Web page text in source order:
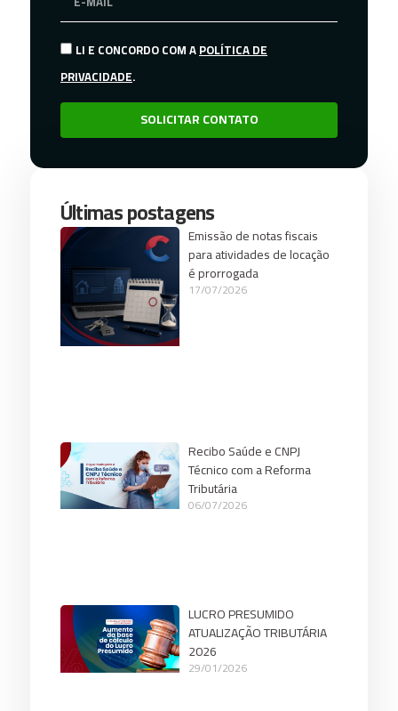
LI E CONCORDO COM APOLÍTICA DE
PRIVACIDADE.
SOLICITAR CONTATO
Últimas postagens
Emissão de notas fiscais
para atividades de locação
é prorrogada
17/07/2026
Recibo Saúde e CNPJ
Técnico com a Reforma
Tributária
06/07/2026
LUCRO PRESUMIDO
ATUALIZAÇÃO TRIBUTÁRIA
2026
29/01/2026